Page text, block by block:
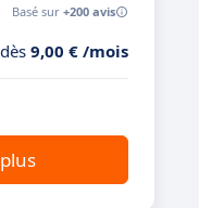
Basé sur +200 avis
9,00 € /mois